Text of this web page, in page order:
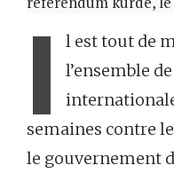
I
l est tout de
l’ensemble
semaines contre
le gouvernement